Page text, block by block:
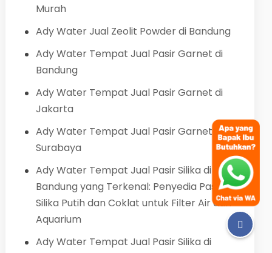
Murah
Ady Water Jual Zeolit Powder di Bandung
Ady Water Tempat Jual Pasir Garnet di
Bandung
Ady Water Tempat Jual Pasir Garnet di
Jakarta
Ady Water Tempat Jual Pasir Garnet di
Surabaya
Ady Water Tempat Jual Pasir Silika di
Bandung yang Terkenal: Penyedia Pasir
Silika Putih dan Coklat untuk Filter Air dan
Aquarium
Ady Water Tempat Jual Pasir Silika di